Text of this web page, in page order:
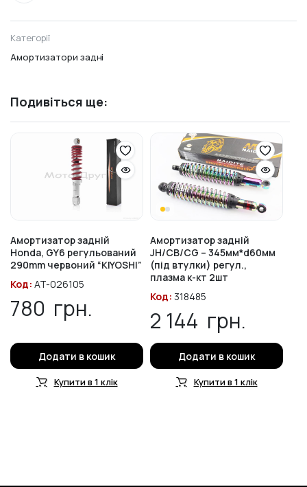
Категорії
Амортизатори задні
Подивіться ще:
Амортизатор задній
Honda, GY6 регульований
290mm червоний “KIYOSHI”
Код: AT-026105
780 грн.
Додати в кошик
Купити в 1 клік
Амортизатор задній
JH/CB/CG – 345мм*d60мм
(під втулки) регул.,
плазма к-кт 2шт
Код: 318485
2 144 грн.
Додати в кошик
Купити в 1 клік